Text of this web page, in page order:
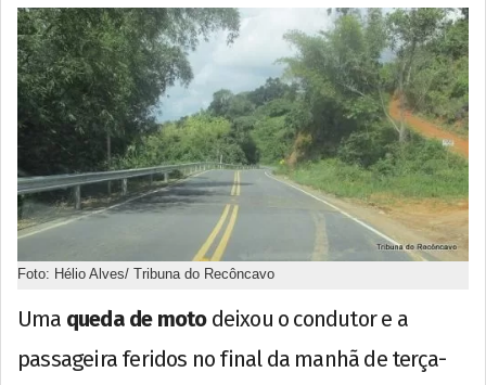
Foto: Hélio Alves/ Tribuna do Recôncavo
Uma queda de motodeixou o condutor e a
passageira feridos no final da manhã de terça-